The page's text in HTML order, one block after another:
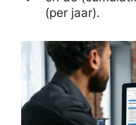
(per jaar).